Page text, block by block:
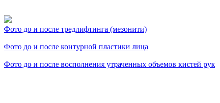
Фото до и после тредлифтинга (мезонити)
Фото до и после контурной пластики лица
Фото до и после восполнения утраченных объемов кистей рук